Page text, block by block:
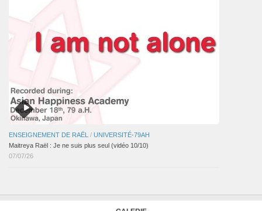
ENSEIGNEMENT DE RAËL / UNIVERSITÉ-79AH
Maitreya Raël : Je ne suis plus seul (vidéo 10/10)
07/07/26